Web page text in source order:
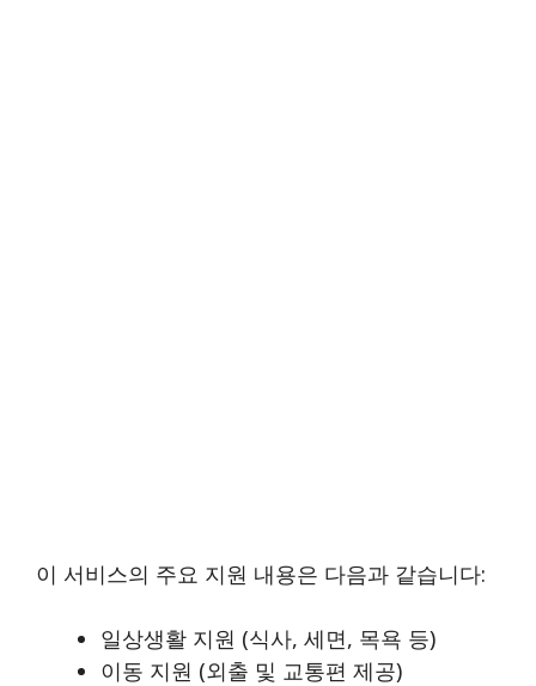
이 서비스의 주요 지원 내용은 다음과 같습니다:
일상생활 지원 (식사, 세면, 목욕 등)
이동 지원 (외출 및 교통편 제공)